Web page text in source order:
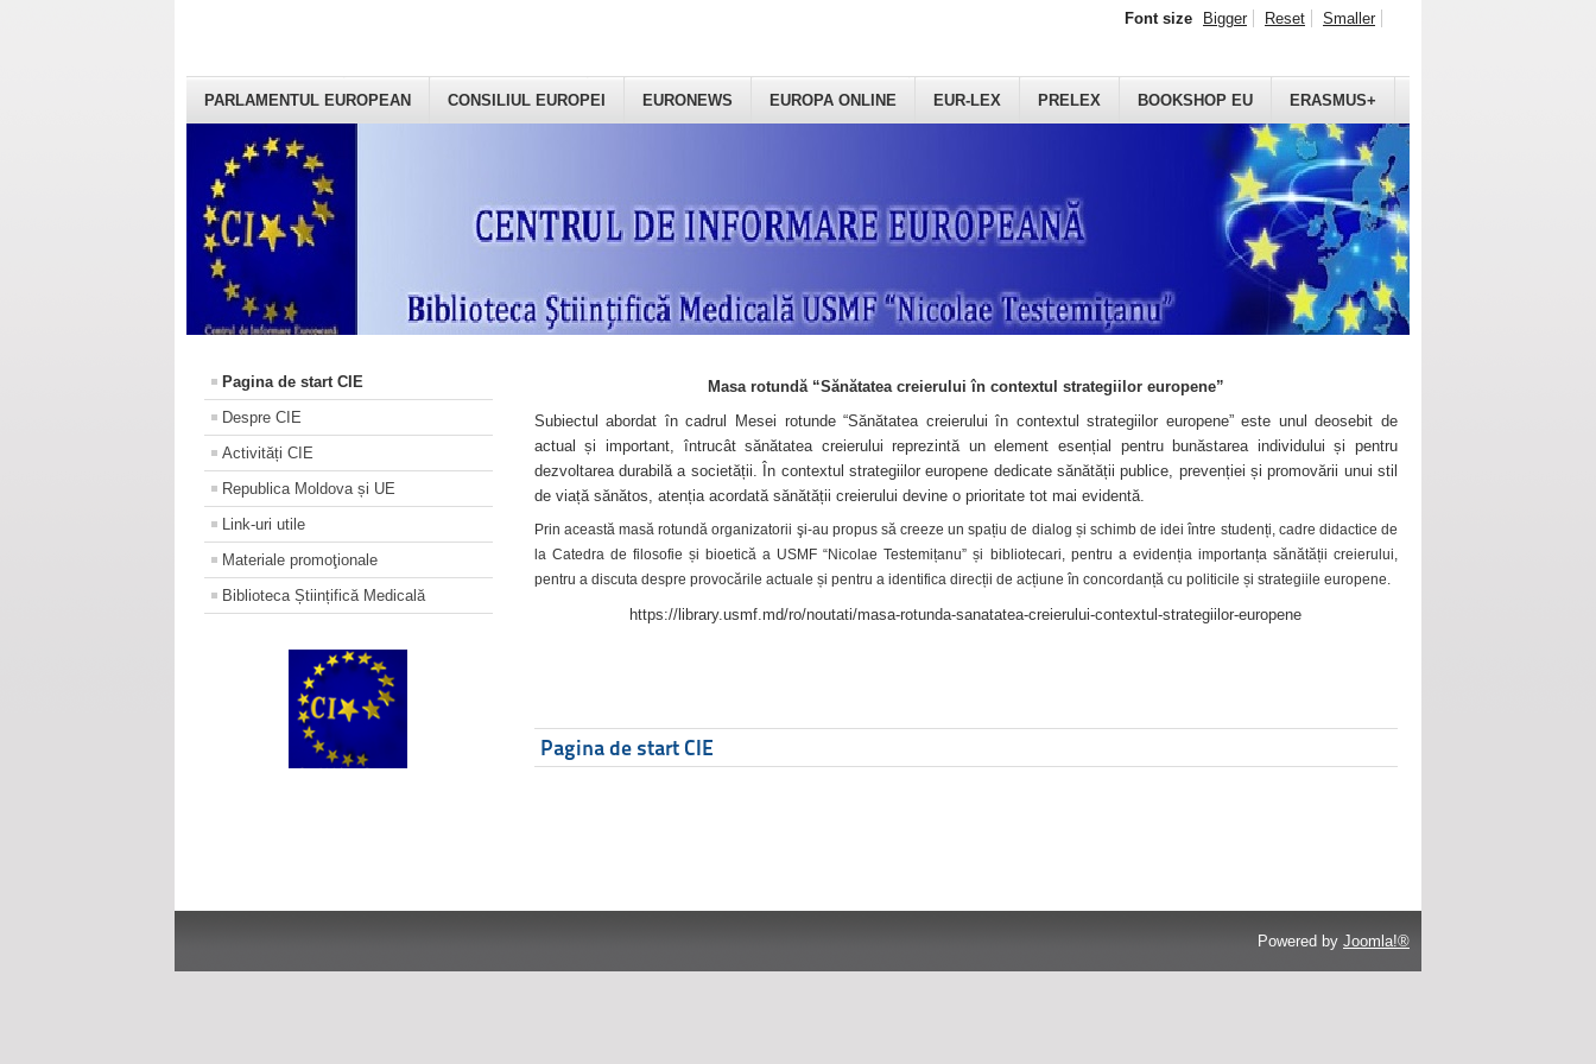
PARLAMENTUL EUROPEAN CONSILIUL EUROPEI EURONEWS EUROPA ONLINE EUR-LEX PRELEX BOOKSHOP EU ERASMUS+
Font size Bigger Reset Smaller
Pagina de start CIE
Despre CIE
Activități CIE
Republica Moldova și UE
Link-uri utile
Materiale promoţionale
Biblioteca Științifică Medicală
Masa rotundă “Sănătatea creierului în contextul strategiilor europene”
Subiectul abordat în cadrul Mesei rotunde “Sănătatea creierului în contextul strategiilor europene” este unul deosebit de
actual și important, întrucât sănătatea creierului reprezintă un element esențial pentru bunăstarea individului și pentru
dezvoltarea durabilă a societății. În contextul strategiilor europene dedicate sănătății publice, prevenției și promovării unui stil
de viață sănătos, atenția acordată sănătății creierului devine o prioritate tot mai evidentă.
Prin această masă rotundă organizatorii şi-au propus să creeze un spațiu de dialog și schimb de idei între studenți, cadre didactice de
la Catedra de filosofie și bioetică a USMF “Nicolae Testemițanu” și bibliotecari, pentru a evidenția importanța sănătății creierului,
pentru a discuta despre provocările actuale și pentru a identifica direcții de acțiune în concordanță cu politicile și strategiile europene.
https://library.usmf.md/ro/noutati/masa-rotunda-sanatatea-creierului-contextul-strategiilor-europene
Pagina de start CIE
Powered by Joomla!®